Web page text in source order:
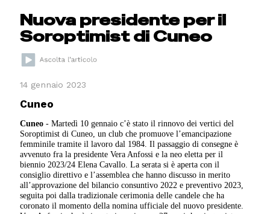
Nuova presidente per il
Soroptimist di Cuneo
14 gennaio 2023
Cuneo
Cuneo - Martedì 10 gennaio c’è stato il rinnovo dei vertici del
Soroptimist di Cuneo, un club che promuove l’emancipazione
femminile tramite il lavoro dal 1984. Il passaggio di consegne è
avvenuto fra la presidente Vera Anfossi e la neo eletta per il
biennio 2023/24 Elena Cavallo. La serata si è aperta con il
consiglio direttivo e l’assemblea che hanno discusso in merito
all’approvazione del bilancio consuntivo 2022 e preventivo 2023,
seguita poi dalla tradizionale cerimonia delle candele che ha
coronato il momento della nomina ufficiale del nuovo presidente.